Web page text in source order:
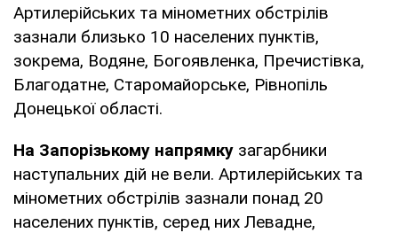
Артилерійських та мінометних обстрілів
зазнали близько 10 населених пунктів,
зокрема, Водяне, Богоявленка, Пречистівка,
Благодатне, Старомайорське, Рівнопіль
Донецької області.
На Запорізькому напрямку загарбники
наступальних дій не вели. Артилерійських та
мінометних обстрілів зазнали понад 20
населених пунктів, серед них Левадне,